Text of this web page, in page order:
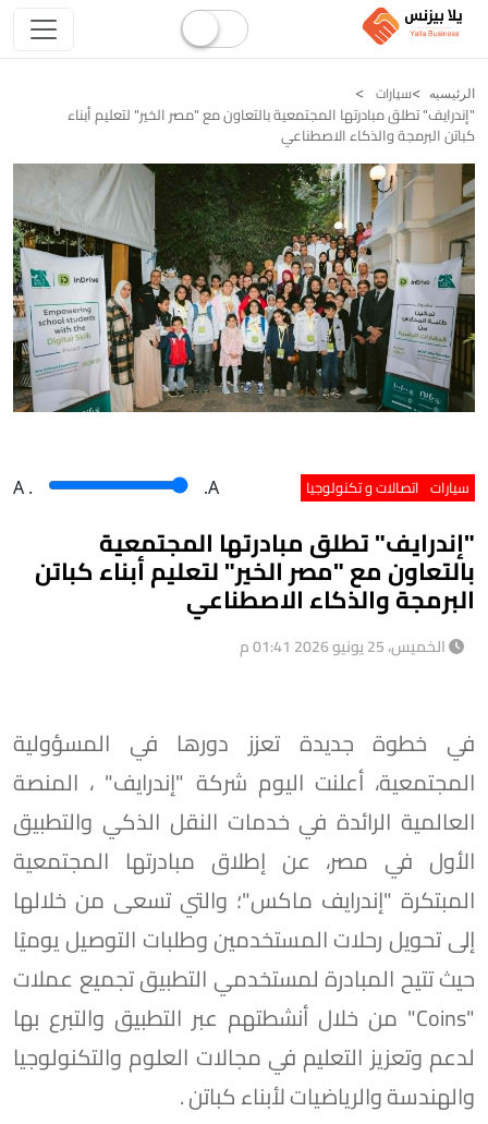
الرئيسيه سيارات
"إندرايف" تطلق مبادرتها المجتمعية بالتعاون مع "مصر الخير" لتعليم أبناء
كباتن البرمجة والذكاء الاصطناعي
سيارات اتصالات و تكنولوجيا A . .A
"إندرايف" تطلق مبادرتها المجتمعية
بالتعاون مع "مصر الخير" لتعليم أبناء كباتن
البرمجة والذكاء الاصطناعي
الخميس، 25 يونيو 2026 01:41 م
في خطوة جديدة تعزز دورها في المسؤولية
المجتمعية، أعلنت اليوم شركة "إندرايف" ، المنصة
العالمية الرائدة في خدمات النقل الذكي والتطبيق
الأول في مصر، عن إطلاق مبادرتها المجتمعية
المبتكرة "إندرايف ماكس"؛ والتي تسعى من خلالها
إلى تحويل رحلات المستخدمين وطلبات التوصيل يوميًا
حيث تتيح المبادرة لمستخدمي التطبيق تجميع عملات
"Coins" من خلال أنشطتهم عبر التطبيق والتبرع بها
لدعم وتعزيز التعليم في مجالات العلوم والتكنولوجيا
والهندسة والرياضيات لأبناء كباتن .